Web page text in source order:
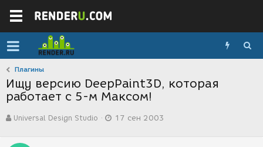
Плагины
Ищу версию DeepPaint3D, которая
работает с 5-м Максом!
в
о
Universal Design Studio
а
17 сен 2003